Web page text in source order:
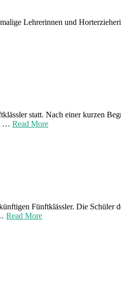
Lehrerinnen und
statt. Nach einer kurzen
… Read More
Fünftklässler. Die Schüler
Read More